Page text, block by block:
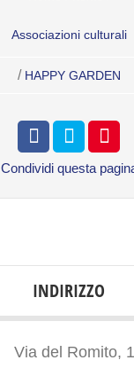
Associazioni culturali
/ HAPPY GARDEN
Condividi questa
INDIRIZZO
Via del Romito,